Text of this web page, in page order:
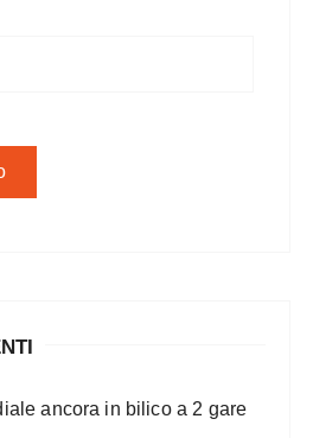
ancora in bilico a 2 gare